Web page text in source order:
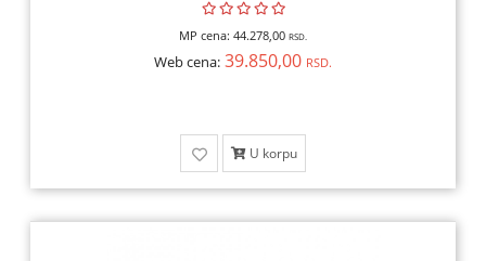
MP cena: 44.278,00 RSD.
Web cena: 39.850,00 RSD.
U korpu